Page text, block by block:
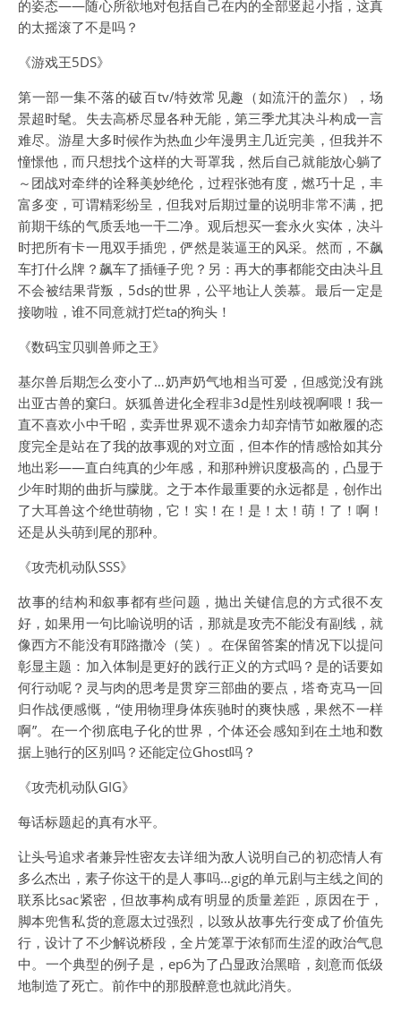
的姿态——随心所欲地对包括自己在内的全部竖起小指，这真
的太摇滚了不是吗？
《游戏王5DS》
第一部一集不落的破百tv/特效常见趣（如流汗的盖尔），场
景超时髦。失去高桥尽显各种无能，第三季尤其决斗构成一言
难尽。游星大多时候作为热血少年漫男主几近完美，但我并不
憧憬他，而只想找个这样的大哥罩我，然后自己就能放心躺了
～团战对牵绊的诠释美妙绝伦，过程张弛有度，燃巧十足，丰
富多变，可谓精彩纷呈，但我对后期过量的说明非常不满，把
前期干练的气质丢地一干二净。观后想买一套永火实体，决斗
时把所有卡一甩双手插兜，俨然是装逼王的风采。然而，不飙
车打什么牌？飙车了插锤子兜？另：再大的事都能交由决斗且
不会被结果背叛，5ds的世界，公平地让人羡慕。最后一定是
接吻啦，谁不同意就打烂ta的狗头！
《数码宝贝驯兽师之王》
基尔兽后期怎么变小了…奶声奶气地相当可爱，但感觉没有跳
出亚古兽的窠臼。妖狐兽进化全程非3d是性别歧视啊喂！我一
直不喜欢小中千昭，卖弄世界观不遗余力却弃情节如敝履的态
度完全是站在了我的故事观的对立面，但本作的情感恰如其分
地出彩——直白纯真的少年感，和那种辨识度极高的，凸显于
少年时期的曲折与朦胧。之于本作最重要的永远都是，创作出
了大耳兽这个绝世萌物，它！实！在！是！太！萌！了！啊！
还是从头萌到尾的那种。
《攻壳机动队SSS》
故事的结构和叙事都有些问题，抛出关键信息的方式很不友
好，如果用一句比喻说明的话，那就是攻壳不能没有副线，就
像西方不能没有耶路撒冷（笑）。在保留答案的情况下以提问
彰显主题：加入体制是更好的践行正义的方式吗？是的话要如
何行动呢？灵与肉的思考是贯穿三部曲的要点，塔奇克马一回
归作战便感慨，“使用物理身体疾驰时的爽快感，果然不一样
啊”。在一个彻底电子化的世界，个体还会感知到在土地和数
据上驰行的区别吗？还能定位Ghost吗？
《攻壳机动队GIG》
每话标题起的真有水平。
让头号追求者兼异性密友去详细为敌人说明自己的初恋情人有
多么杰出，素子你这干的是人事吗…gig的单元剧与主线之间的
联系比sac紧密，但故事构成有明显的质量差距，原因在于，
脚本兜售私货的意愿太过强烈，以致从故事先行变成了价值先
行，设计了不少解说桥段，全片笼罩于浓郁而生涩的政治气息
中。一个典型的例子是，ep6为了凸显政治黑暗，刻意而低级
地制造了死亡。前作中的那股醉意也就此消失。